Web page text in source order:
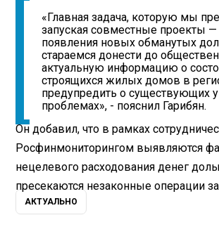
«Главная задача, которую мы
запуская совместные проекты —
появления новых обманутых
стараемся донести до
актуальную информацию о
строящихся жилых домов в
предупредить о существующих
проблемах», - пояснил Гарибян.
Он добавил, что в рамках
Росфинмониторингом выявляются
нецелевого расходования денег
пресекаются незаконные операции
АКТУАЛЬНО